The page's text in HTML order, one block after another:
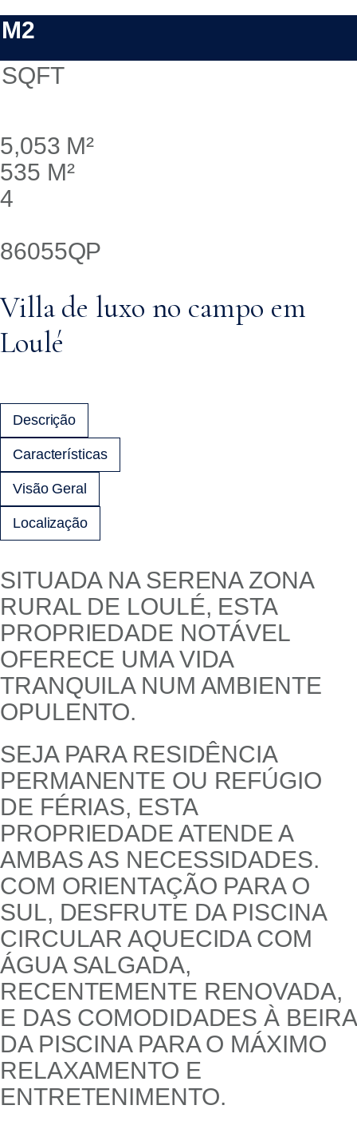
M2
SQFT
5,053 M²
535 M²
4
86055QP
Villa de luxo no campo em
Loulé
Descrição
Características
Visão Geral
Localização
SITUADA NA SERENA ZONA
RURAL DE LOULÉ, ESTA
PROPRIEDADE NOTÁVEL
OFERECE UMA VIDA
TRANQUILA NUM AMBIENTE
OPULENTO.
SEJA PARA RESIDÊNCIA
PERMANENTE OU REFÚGIO
DE FÉRIAS, ESTA
PROPRIEDADE ATENDE A
AMBAS AS NECESSIDADES.
COM ORIENTAÇÃO PARA O
SUL, DESFRUTE DA PISCINA
CIRCULAR AQUECIDA COM
ÁGUA SALGADA,
RECENTEMENTE RENOVADA,
E DAS COMODIDADES À BEIRA
DA PISCINA PARA O MÁXIMO
RELAXAMENTO E
ENTRETENIMENTO.